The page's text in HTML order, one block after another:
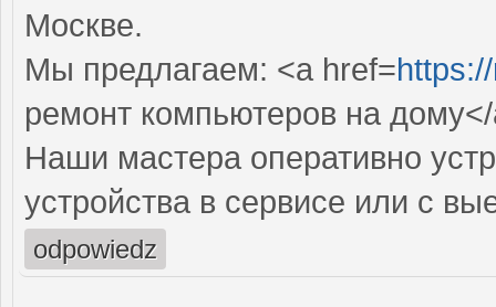
Москве.
Мы предлагаем: <a href=
ремонт компьютеров на
Наши мастера оперативно
устройства в сервисе или с
odpowiedz